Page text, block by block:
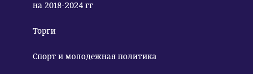
на 2018-2024 гг
Торги
Спорт и молодежная политика